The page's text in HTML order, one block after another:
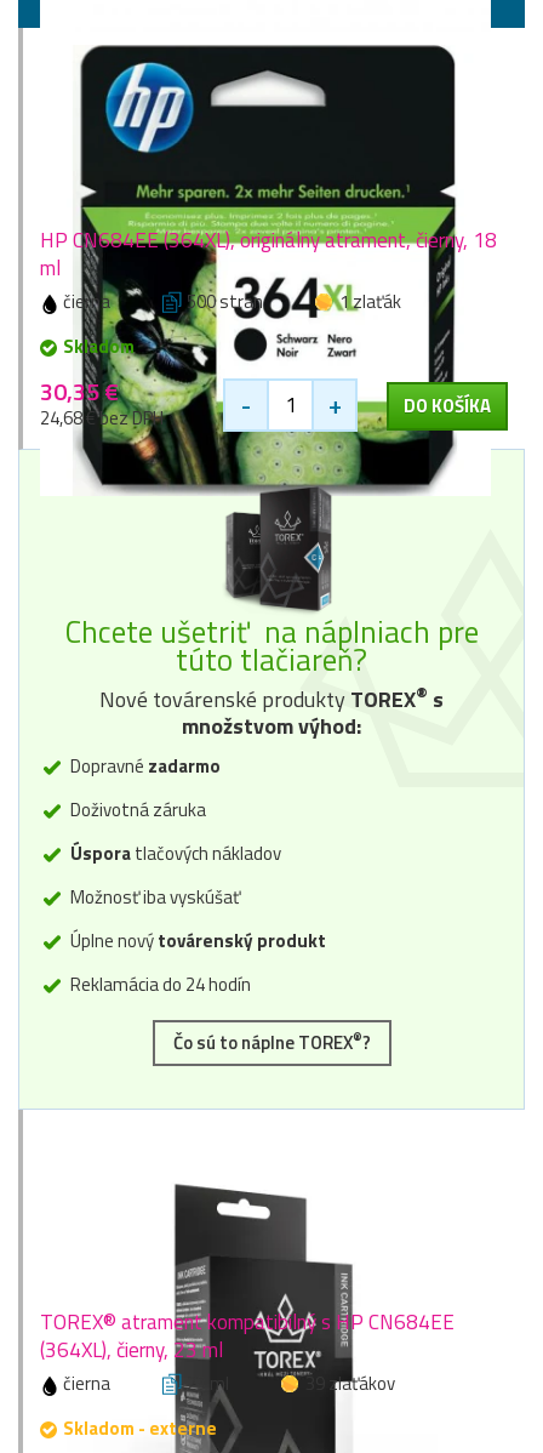
HP CN684EE (364XL), originálny atrament, čierny, 18
ml
čierna 500 stran
1 zlaťák
Skladom
30,35 €
24,68 € bez DPH - + DO KOŠÍKA
Chcete ušetriť na náplniach pre
túto tlačiareň?
Nové továrenské produktyTOREX® s
množstvom výhod:
Dopravné zadarmo
Doživotná záruka
Úsporatlačových nákladov
Možnosť iba vyskúšať
Úplne novýtovárenský produkt
Reklamácia do 24 hodín
Čo sú to náplne TOREX®?
TOREX® atrament kompatibilný s HP CN684EE
(364XL), čierny, 23 ml
čierna 23 ml
39 zlaťákov
Skladom - externe